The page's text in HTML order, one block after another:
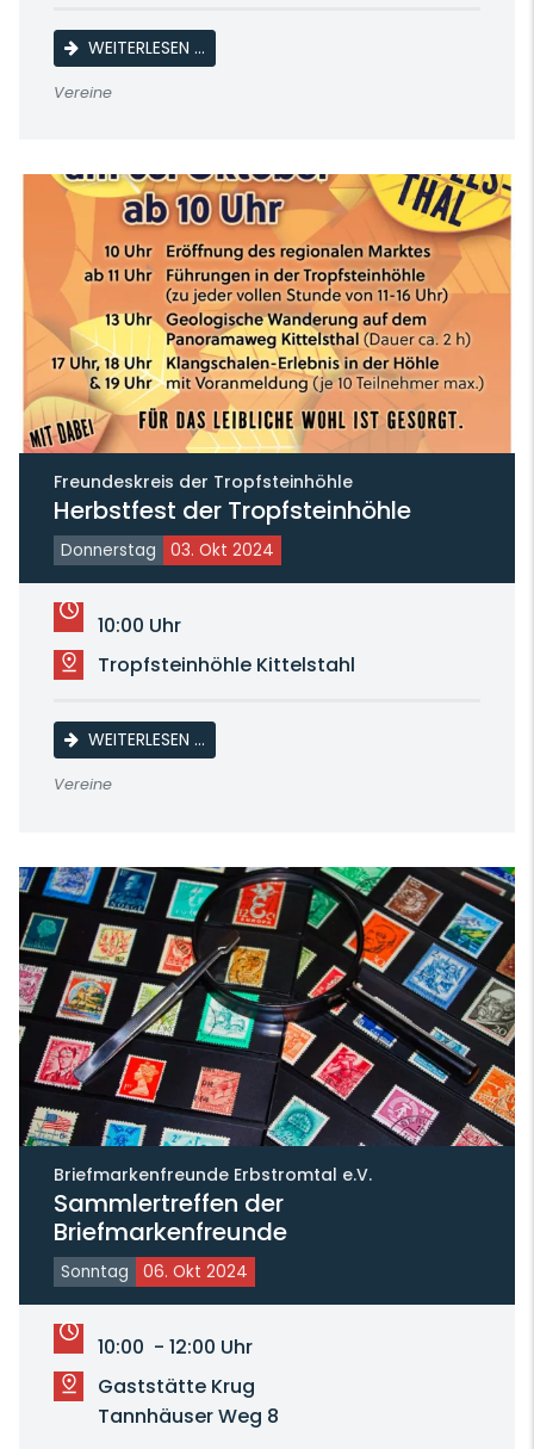
WEITERLESEN …LINE DANCE
Vereine
Freundeskreis der Tropfsteinhöhle
Herbstfest der Tropfsteinhöhle
Donnerstag 03. Okt 2024
10:00 Uhr
Tropfsteinhöhle Kittelstahl
WEITERLESEN …HERBSTFEST DER TROPFSTEINHÖHLE
Vereine
Briefmarkenfreunde Erbstromtal e.V.
Sammlertreffen der
Briefmarkenfreunde
Sonntag 06. Okt 2024
10:00 - 12:00 Uhr
Gaststätte Krug
Tannhäuser Weg 8